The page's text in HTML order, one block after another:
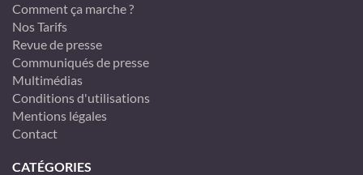
Comment ça marche ?
Nos Tarifs
Revue de presse
Communiqués de presse
Multimédias
Conditions d'utilisations
Mentions légales
Contact
CATÉGORIES